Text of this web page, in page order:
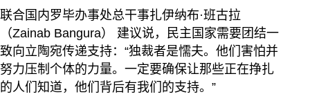
联合国内罗毕办事处总干事扎伊纳布·班古拉
（Zainab Bangura） 建议说，民主国家需要团结一
致向立陶宛传递支持：“独裁者是懦夫。他们害怕并
努力压制个体的力量。一定要确保让那些正在挣扎
的人们知道，他们背后有我们的支持。”